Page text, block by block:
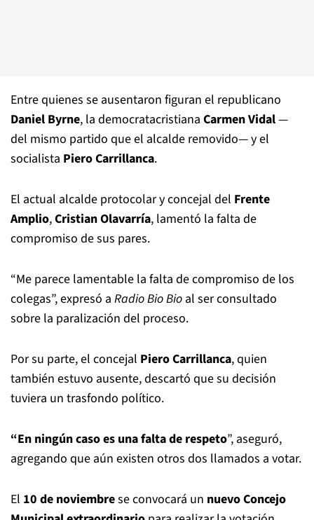
Entre quienes se ausentaron figuran el republicano
Daniel Byrne, la democratacristiana Carmen Vidal—
del mismo partido que el alcalde removido— y el
socialista Piero Carrillanca.
El actual alcalde protocolar y concejal del Frente
Amplio,Cristian Olavarría, lamentó la falta de
compromiso de sus pares.
“Me parece lamentable la falta de compromiso de los
colegas”, expresó a Radio Bio Bio al ser consultado
sobre la paralización del proceso.
Por su parte, el concejal Piero Carrillanca, quien
también estuvo ausente, descartó que su decisión
tuviera un trasfondo político.
“En ningún caso es una falta de respeto”, aseguró,
agregando que aún existen otros dos llamados a votar.
El 10 de noviembrese convocará un nuevo Concejo